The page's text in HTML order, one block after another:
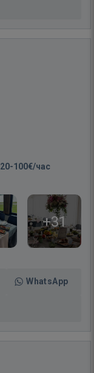
20-100€/час
+31
WhatsApp